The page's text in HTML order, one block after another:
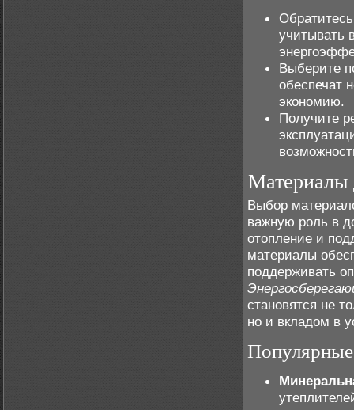
учитывать
Выберите
обеспечат
экономию.
Получите
Материалы
Выбор
важную роль в
отопление и
материалы
поддерживать
становятся не
но и вкладом в
Популярные